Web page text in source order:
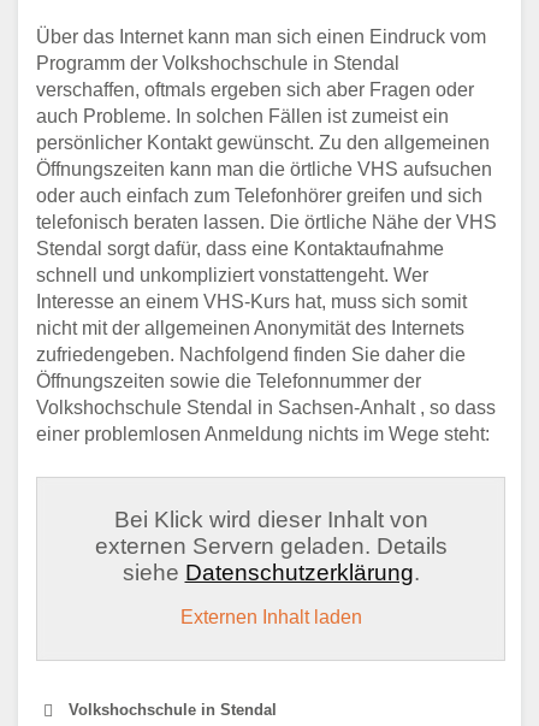
Über das Internet kann man sich einen Eindruck vom
Programm der Volkshochschule in Stendal
verschaffen, oftmals ergeben sich aber Fragen oder
auch Probleme. In solchen Fällen ist zumeist ein
persönlicher Kontakt gewünscht. Zu den allgemeinen
Öffnungszeiten kann man die örtliche VHS aufsuchen
oder auch einfach zum Telefonhörer greifen und sich
telefonisch beraten lassen. Die örtliche Nähe der VHS
Stendal sorgt dafür, dass eine Kontaktaufnahme
schnell und unkompliziert vonstattengeht. Wer
Interesse an einem VHS-Kurs hat, muss sich somit
nicht mit der allgemeinen Anonymität des Internets
zufriedengeben. Nachfolgend finden Sie daher die
Öffnungszeiten sowie die Telefonnummer der
Volkshochschule Stendal in Sachsen-Anhalt , so dass
einer problemlosen Anmeldung nichts im Wege steht:
Bei Klick wird dieser Inhalt von
externen Servern geladen. Details
siehe Datenschutzerklärung.
Externen Inhalt laden
Volkshochschule in Stendal